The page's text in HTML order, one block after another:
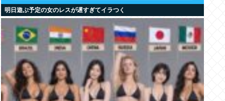
明日遊ぶ予定の女のレスが遅すぎてイラつく